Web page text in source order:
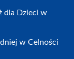
dla Dzieci w
w Celności